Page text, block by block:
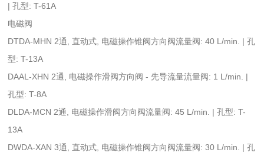
| 孔型: T-61A
电磁阀
DTDA-MHN 2通, 直动式, 电磁操作锥阀方向阀流量阀: 40 L/min. | 孔
型: T-13A
DAAL-XHN 2通, 电磁操作滑阀方向阀 - 先导流量流量阀: 1 L/min. |
孔型: T-8A
DLDA-MCN 2通, 电磁操作滑阀方向阀流量阀: 45 L/min. | 孔型: T-
13A
DWDA-XAN 3通, 直动式, 电磁操作锥阀方向阀流量阀: 30 L/min. | 孔